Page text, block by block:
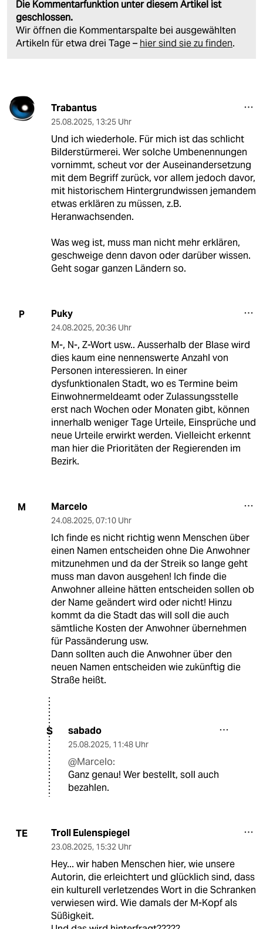
Die Kommentarfunktion unter diesem Artikel ist
geschlossen.
Wir öffnen die Kommentarspalte bei ausgewählten
Artikeln für etwa drei Tage – hier sind sie zu finden.
Trabantus
25.08.2025, 13:25 Uhr
Und ich wiederhole. Für mich ist das schlicht
Bilderstürmerei. Wer solche Umbenennungen
vornimmt, scheut vor der Auseinandersetzung
mit dem Begriff zurück, vor allem jedoch davor,
mit historischem Hintergrundwissen jemandem
etwas erklären zu müssen, z.B.
Heranwachsenden.
Was weg ist, muss man nicht mehr erklären,
geschweige denn davon oder darüber wissen.
Geht sogar ganzen Ländern so.
P Puky
24.08.2025, 20:36 Uhr
M-, N-, Z-Wort usw.. Ausserhalb der Blase wird
dies kaum eine nennenswerte Anzahl von
Personen interessieren. In einer
dysfunktionalen Stadt, wo es Termine beim
Einwohnermeldeamt oder Zulassungsstelle
erst nach Wochen oder Monaten gibt, können
innerhalb weniger Tage Urteile, Einsprüche und
neue Urteile erwirkt werden. Vielleicht erkennt
man hier die Prioritäten der Regierenden im
Bezirk.
M Marcelo
24.08.2025, 07:10 Uhr
Ich finde es nicht richtig wenn Menschen über
einen Namen entscheiden ohne Die Anwohner
mitzunehmen und da der Streik so lange geht
muss man davon ausgehen! Ich finde die
Anwohner alleine hätten entscheiden sollen ob
der Name geändert wird oder nicht! Hinzu
kommt da die Stadt das will soll die auch
sämtliche Kosten der Anwohner übernehmen
für Passänderung usw.
Dann sollten auch die Anwohner über den
neuen Namen entscheiden wie zukünftig die
Straße heißt.
S sabado
25.08.2025, 11:48 Uhr
@Marcelo:
Ganz genau! Wer bestellt, soll auch
bezahlen.
TE Troll Eulenspiegel
23.08.2025, 15:32 Uhr
Hey... wir haben Menschen hier, wie unsere
Autorin, die erleichtert und glücklich sind, dass
ein kulturell verletzendes Wort in die Schranken
verwiesen wird. Wie damals der M-Kopf als
Süßigkeit.